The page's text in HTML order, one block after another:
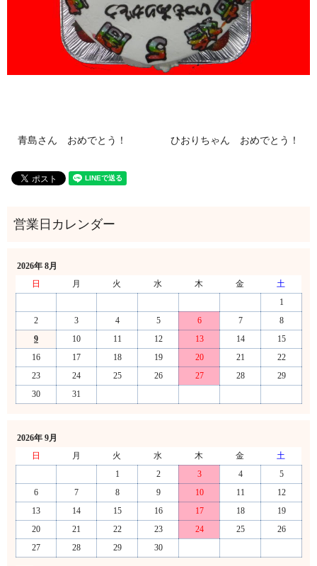
青島さん おめでとう！ ひおりちゃん おめでとう！
2026年 8月
日
月 火 水 木 金
土
1
2
3 4 5 6 7
8
9
10 11 12 13 14
15
16
17 18 19 20 21
22
23
24 25 26 27 28
29
30
31
2026年 9月
日
月 火 水 木 金
土
1
2 3 4
5
6
7 8 9 10 11
12
13
14 15 16 17 18
19
20
21 22 23 24 25
26
27
28 29 30